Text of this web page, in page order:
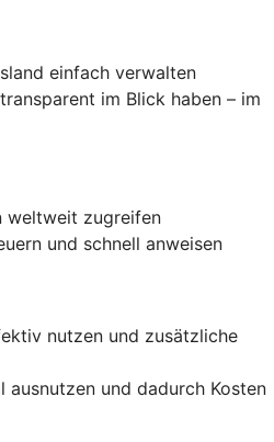
einfach verwalten
im Blick haben – im
weltweit zugreifen
und schnell anweisen
nutzen und zusätzliche
ausnutzen und dadurch Kosten